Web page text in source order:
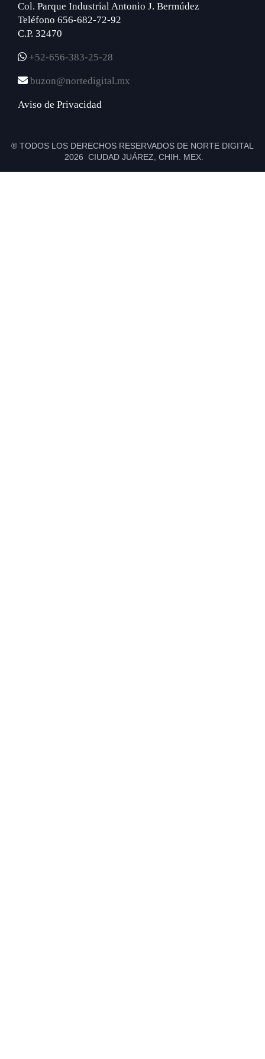
Col. Parque Industrial Antonio J. Bermúdez
Teléfono 656-682-72-92
C.P. 32470
+52-656-383-25-28
buzon@nortedigital.mx
Aviso de Privacidad
® TODOS LOS DERECHOS RESERVADOS DE NORTE DIGITAL
2026 CIUDAD JUÁREZ, CHIH. MEX.